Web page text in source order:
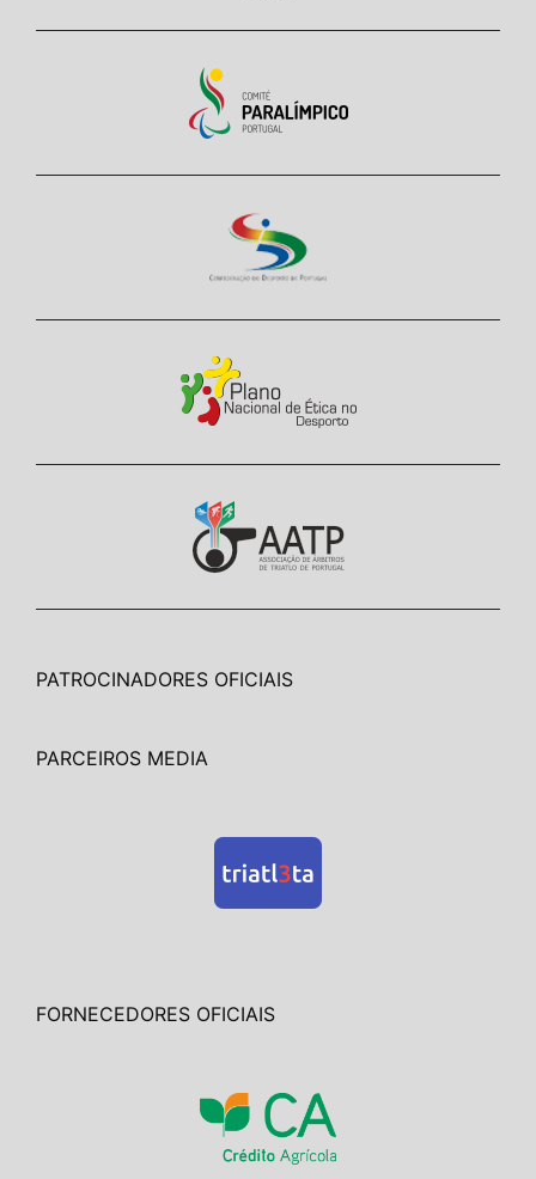
PATROCINADORES OFICIAIS
PARCEIROS MEDIA
FORNECEDORES OFICIAIS